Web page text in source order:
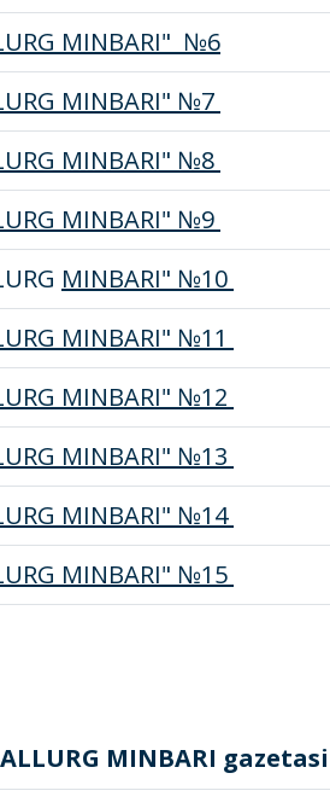
MINBARI" №6
MINBARI" №7
MINBARI" №8
MINBARI" №9
MINBARI" №10
MINBARI" №11
MINBARI" №12
MINBARI" №13
MINBARI" №14
MINBARI" №15
MINBARI